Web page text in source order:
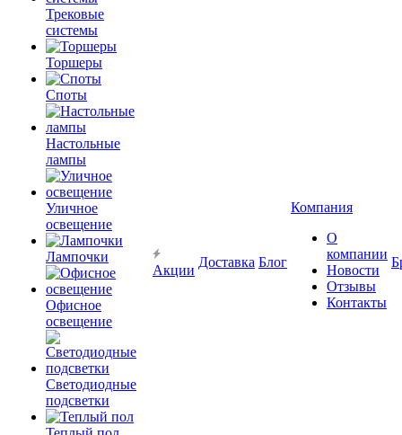
Трековые
системы
Торшеры
Споты
Настольные
лампы
Уличное
освещение
Лампочки
Офисное
освещение
Светодиодные
подсветки
Акции
Доставка Блог
Компания
О
компании
Новости
Отзывы
Контакты